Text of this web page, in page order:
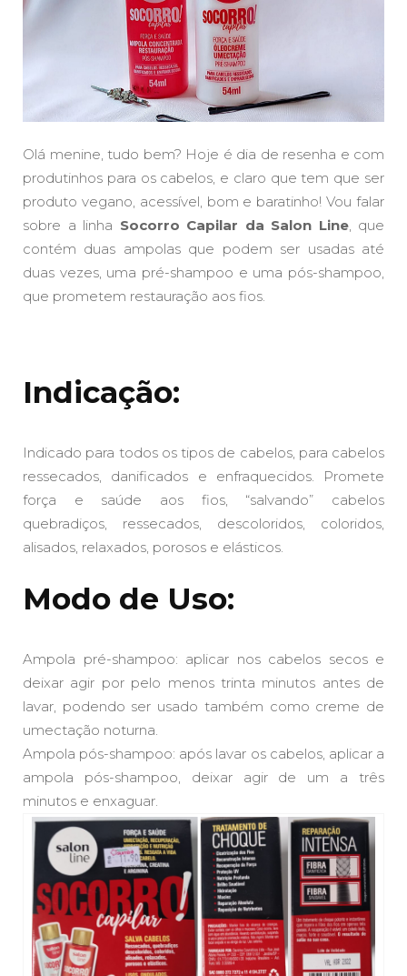
Olá menine, tudo bem? Hoje é dia de resenha e com
produtinhos para os cabelos, e claro que tem que ser
produto vegano, acessível, bom e baratinho! Vou falar
sobre a linha Socorro Capilar da Salon Line, que
contém duas ampolas que podem ser usadas até
duas vezes, uma pré-shampoo e uma pós-shampoo,
que prometem restauração aos fios.
Indicação:
Indicado para todos os tipos de cabelos, para cabelos
ressecados, danificados e enfraquecidos. Promete
força e saúde aos fios, “salvando” cabelos
quebradiços, ressecados, descoloridos, coloridos,
alisados, relaxados, porosos e elásticos.
Modo de Uso:
Ampola pré-shampoo: aplicar nos cabelos secos e
deixar agir por pelo menos trinta minutos antes de
lavar, podendo ser usado também como creme de
umectação noturna.
Ampola pós-shampoo: após lavar os cabelos, aplicar a
ampola pós-shampoo, deixar agir de um a três
minutos e enxaguar.